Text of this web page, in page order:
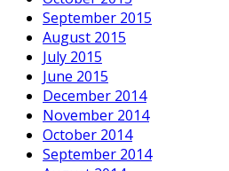
September 2015
August 2015
July 2015
June 2015
December 2014
November 2014
October 2014
September 2014